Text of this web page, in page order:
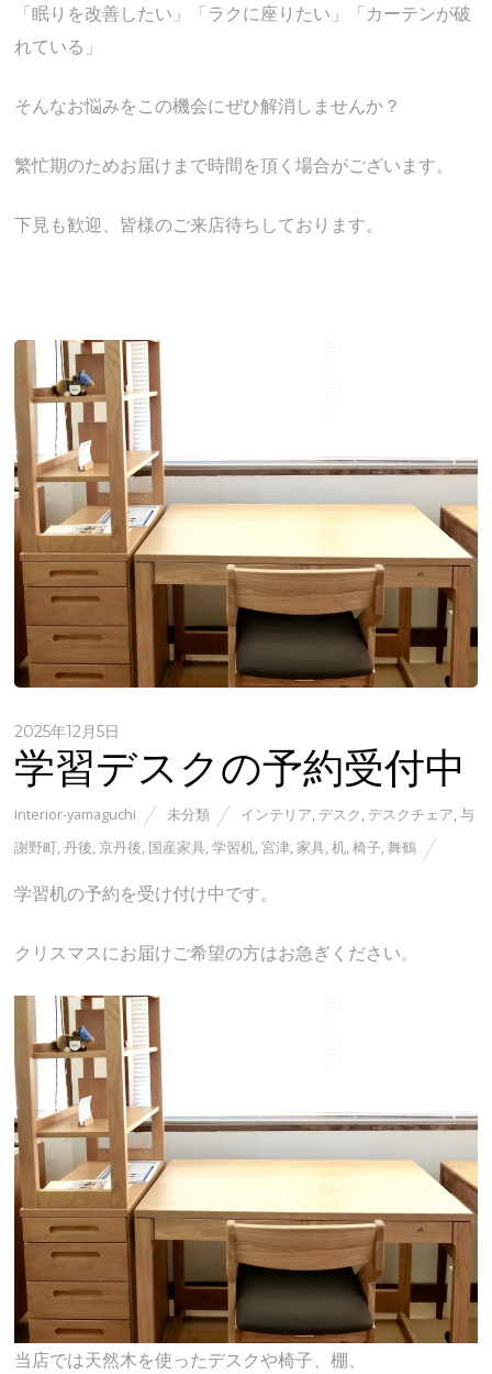
「眠りを改善したい」「ラクに座りたい」「カーテンが破
れている」
そんなお悩みをこの機会にぜひ解消しませんか？
繁忙期のためお届けまで時間を頂く場合がございます。
下見も歓迎、皆様のご来店待ちしております。
2025年12月5日
学習デスクの予約受付中
interior-yamaguchi 未分類 インテリア, デスク, デスクチェア,与
謝野町,丹後,京丹後, 国産家具,学習机,宮津,家具,机,椅子,舞鶴
学習机の予約を受け付け中です。
クリスマスにお届けご希望の方はお急ぎください。
当店では天然木を使ったデスクや椅子、棚、